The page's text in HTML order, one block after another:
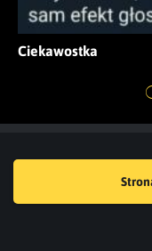
Ciekawostka